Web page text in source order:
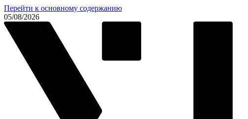
Перейти к основному содержанию
05/08/2026